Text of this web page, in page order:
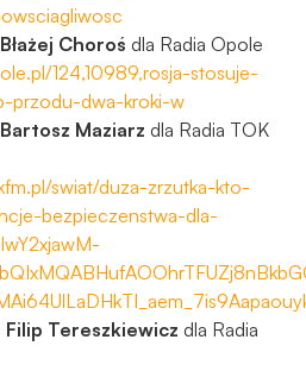
Choroś dla Radia Opole
124,10989,rosja-stosuje-
przodu-dwa-kroki-w
Maziarz dla Radia TOK
swiat/duza-zrzutka-kto-
bezpieczenstwa-dla-
Filip Tereszkiewicz dla Radia